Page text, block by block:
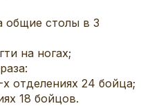
общие столы в 3
на ногах;
отделениях 24 бойца;
18 бойцов.